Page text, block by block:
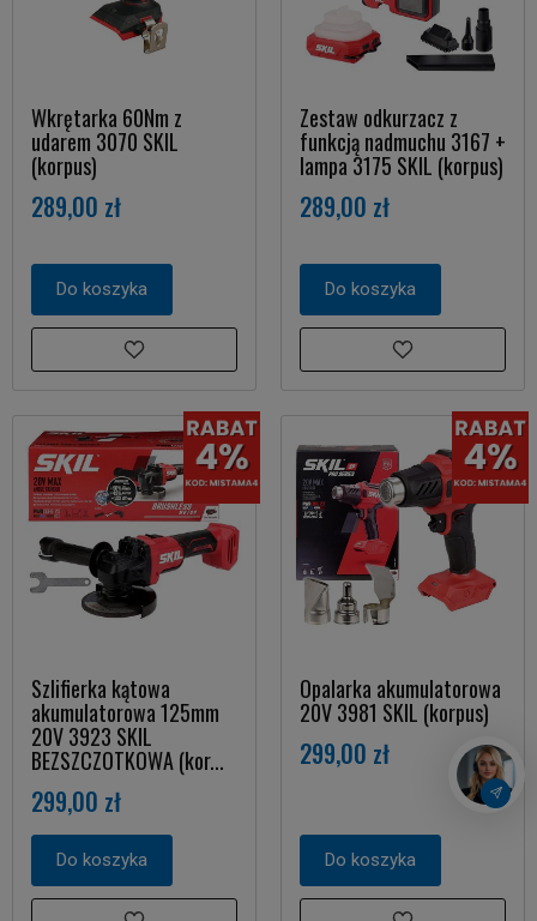
Wkrętarka 60Nm z
udarem 3070 SKIL
(korpus)
289,00 zł
Do koszyka
Zestaw odkurzacz z
funkcją nadmuchu 3167 +
lampa 3175 SKIL (korpus)
289,00 zł
Do koszyka
Szlifierka kątowa
akumulatorowa 125mm
20V 3923 SKIL
BEZSZCZOTKOWA (kor...
299,00 zł
Do koszyka
Opalarka akumulatorowa
20V 3981 SKIL (korpus)
299,00 zł
Do koszyka